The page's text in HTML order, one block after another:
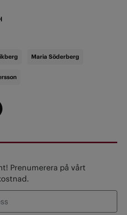
Maria Söderberg
Prenumerera på vårt